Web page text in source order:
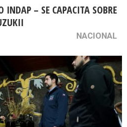
INDAP – SE CAPACITA SOBRE
NACIONAL